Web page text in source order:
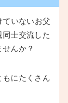
ていないお父
士交流した
んか？
もにたくさん